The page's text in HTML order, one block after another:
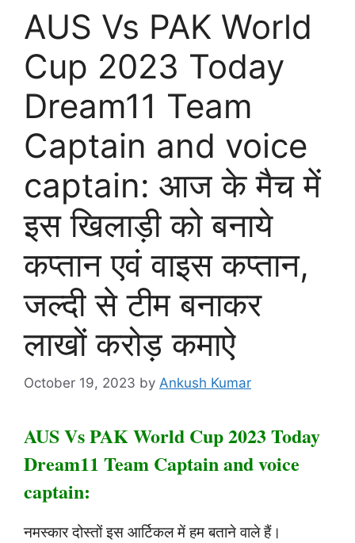
AUS Vs PAK World
Cup 2023 Today
Dream11 Team
Captain and voice
captain: आज के मैच में
इस खिलाड़ी को बनाये
कप्तान एवं वाइस कप्तान,
जल्दी से टीम बनाकर
लाखों करोड़ कमाऐ
October 19, 2023 by Ankush Kumar
AUS Vs PAK World Cup 2023 Today
Dream11 Team Captain and voice
captain:
नमस्कार दोस्तों इस आर्टिकल में हम बताने वाले हैं।